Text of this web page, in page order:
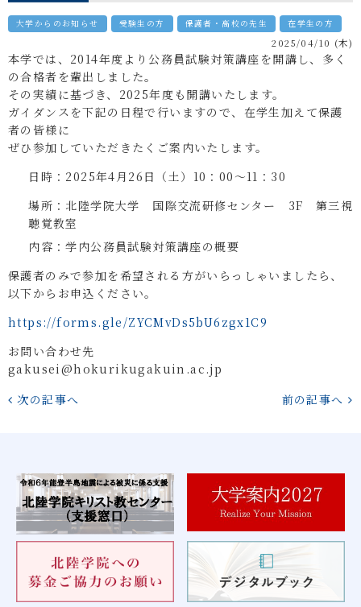
大学からのお知らせ 受験生の方 保護者・高校の先生 在学生の方
2025/04/10 (木)
本学では、2014年度より公務員試験対策講座を開講し、多く
の合格者を輩出しました。
その実績に基づき、2025年度も開講いたします。
ガイダンスを下記の日程で行いますので、在学生加えて保護
者の皆様に
ぜひ参加していただきたくご案内いたします。
日時：2025年4月26日（土）10：00～11：30
場所：北陸学院大学 国際交流研修センター 3F 第三視
聴覚教室
内容：学内公務員試験対策講座の概要
保護者のみで参加を希望される方がいらっしゃいましたら、
以下からお申込ください。
https://forms.gle/ZYCMvDs5bU6zgx1C9
お問い合わせ先
gakusei@hokurikugakuin.ac.jp
次の記事へ
前の記事へ